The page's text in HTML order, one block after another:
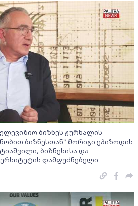
ბიზნეს ჟურნალის
ბიზნესთან" მორიგი ეპიზოდის
ბიზნესისა და
დამფუძნებელი